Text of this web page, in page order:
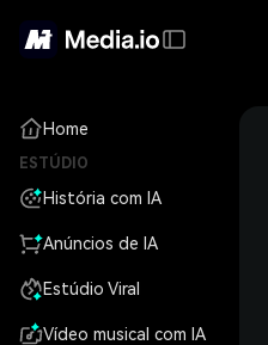
Home
ESTÚDIO
História com IA
Anúncios de IA
Estúdio Viral
Vídeo musical com IA